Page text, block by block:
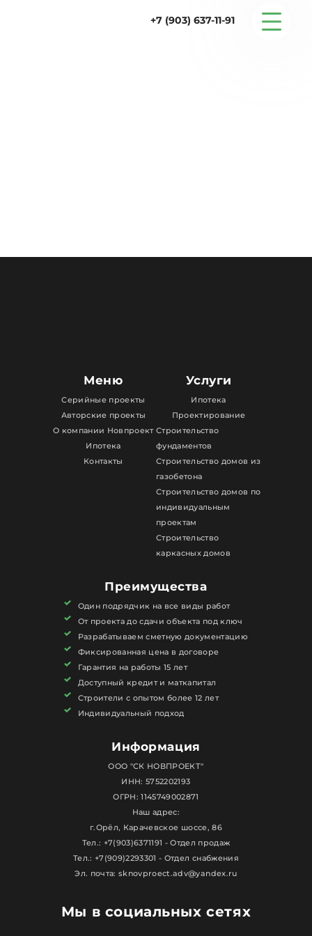
+7 (903) 637-11-91
Статьи
Мы в социальных сетях
Меню
Серийные проекты
Авторские проекты
О компании Новпроект
Ипотека
Контакты
Услуги
Ипотека
Проектирование
Строительство
фундаментов
Строительство домов из
газобетона
Строительство домов по
индивидуальным
проектам
Строительство
каркасных домов
Преимущества
Один подрядчик на все виды работ
От проекта до сдачи объекта под ключ
Разрабатываем сметную документацию
Фиксированная цена в договоре
Гарантия на работы 15 лет
Доступный кредит и маткапитал
Строители с опытом более 12 лет
Индивидуальный подход
Информация
ООО "СК НОВПРОЕКТ"
ИНН: 5752202193
ОГРН: 1145749002871
Наш адрес:
г.Орёл, Карачевское шоссе, 86
Тел.: +7(903)6371191 - Отдел продаж
Тел.: +7(909)2293301 - Отдел снабжения
Эл. почта: sknovproect.adv@yandex.ru